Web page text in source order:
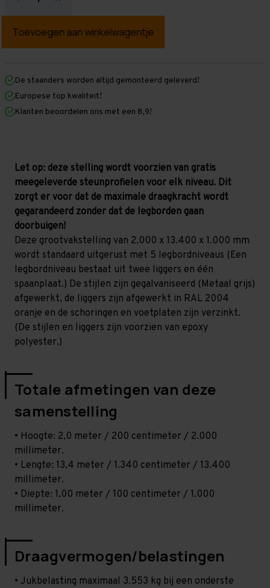
Hoeveelheid
verlagen
Grootvakstelling
mm
mm
x
1.000
mm
Hoeveelheid
verhogen
Grootvakstelling
mm
mm
1.000
mm
De staanders worden altijd gemonteerd geleverd!
Europese top kwaliteit!
Klanten beoordelen ons met een 8,9!
Let op: deze stelling wordt voorzien van gratis
meegeleverde steunprofielen voor elk niveau. Dit
zorgt er voor dat de maximale draagkracht wordt
gegarandeerd zonder dat de legborden gaan
doorbuigen!
Deze grootvakstelling van 2.000 x 13.400 x 1.000 mm
wordt standaard uitgerust met 5 legbordniveaus (Een
legbordniveau bestaat uit twee liggers en één
spaanplaat.) De stijlen zijn gegalvaniseerd (Metaal grijs)
afgewerkt, de liggers zijn afgewerkt in RAL 2004
oranje en de schoringen en voetplaten zijn verzinkt.
(De stijlen en liggers zijn voorzien van epoxy
polyester.)
Totale afmetingen van deze
samenstelling
• Hoogte: 2,0 meter / 200 centimeter / 2.000
millimeter.
• Lengte: 13,4 meter / 1.340 centimeter / 13.400
millimeter.
• Diepte: 1,00 meter / 100 centimeter / 1.000
millimeter.
Draagvermogen/belastingen
• Jukbelasting maximaal 3.553 kg bij een onderste